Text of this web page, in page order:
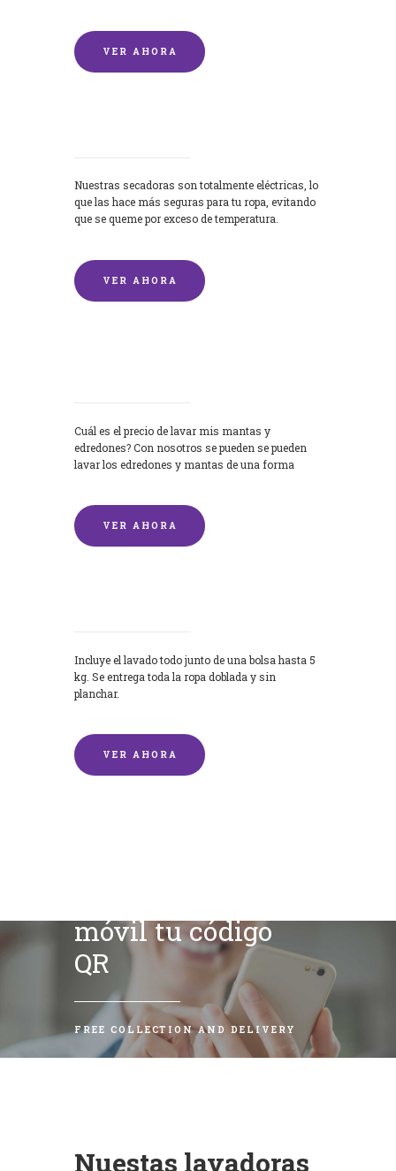
VER AHORA
Nuestras secadoras son totalmente eléctricas, lo
que las hace más seguras para tu ropa, evitando
que se queme por exceso de temperatura.
VER AHORA
Cuál es el precio de lavar mis mantas y
edredones? Con nosotros se pueden se pueden
lavar los edredones y mantas de una forma
VER AHORA
Incluye el lavado todo junto de una bolsa hasta 5
kg. Se entrega toda la ropa doblada y sin
planchar.
VER AHORA
móvil tu código
QR
FREE COLLECTION AND DELIVERY
Nuestas lavadoras